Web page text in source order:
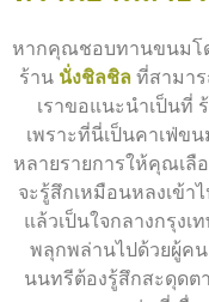
หากคุณชอบทานขนมโด
ร้าน นั่งชิลชิล ที่สามา
เราขอแนะนำเป็นที่
เพราะที่นี่เป็นคาเฟ่ข
หลายรายการให้คุณเ
จะรู้สึกเหมือนหลงเข้า
แล้วเป็นใจกลางกรุง
พลุกพล่านไปด้วยผู้ค
นนทรีต้องรู้สึกสะดุดต